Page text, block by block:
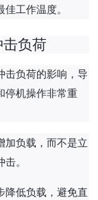
工作温度。
负荷
击负荷的影响，导
停机操作非常重
加负载，而不是立
。
降低负载，避免直